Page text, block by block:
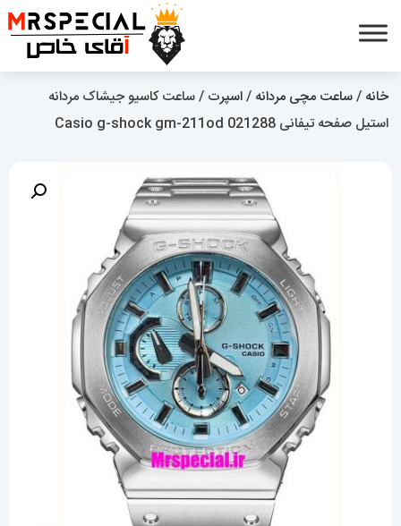
خانه /ساعت مچی مردانه /اسپرت / ساعت کاسیو جیشاک مردانه
استیل صفحه تیفانی Casio g-shock gm-211od 021288